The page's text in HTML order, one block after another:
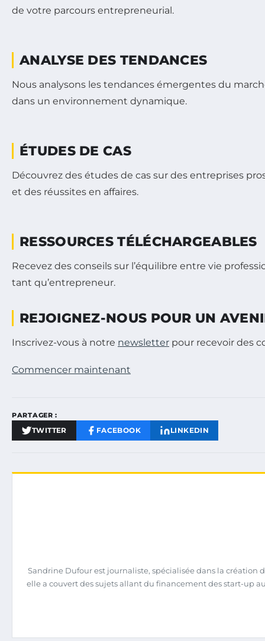
de votre parcours entrepreneurial.
ANALYSE DES TENDANCES
Nous analysons les tendances émergentes du
dans un environnement dynamique.
ÉTUDES DE CAS
Découvrez des études de cas sur des entreprises
et des réussites en affaires.
RESSOURCES TÉLÉCHARGEABLES
Recevez des conseils sur l’équilibre entre vie
tant qu’entrepreneur.
REJOIGNEZ-NOUS POUR UN
Inscrivez-vous à notre newsletter pour recevoir des
Commencer maintenant
PARTAGER :
TWITTER FACEBOOK LINKEDIN
Sandrine Dufour est journaliste, spécialisée dans la création
elle a couvert des sujets allant du financement des start-up